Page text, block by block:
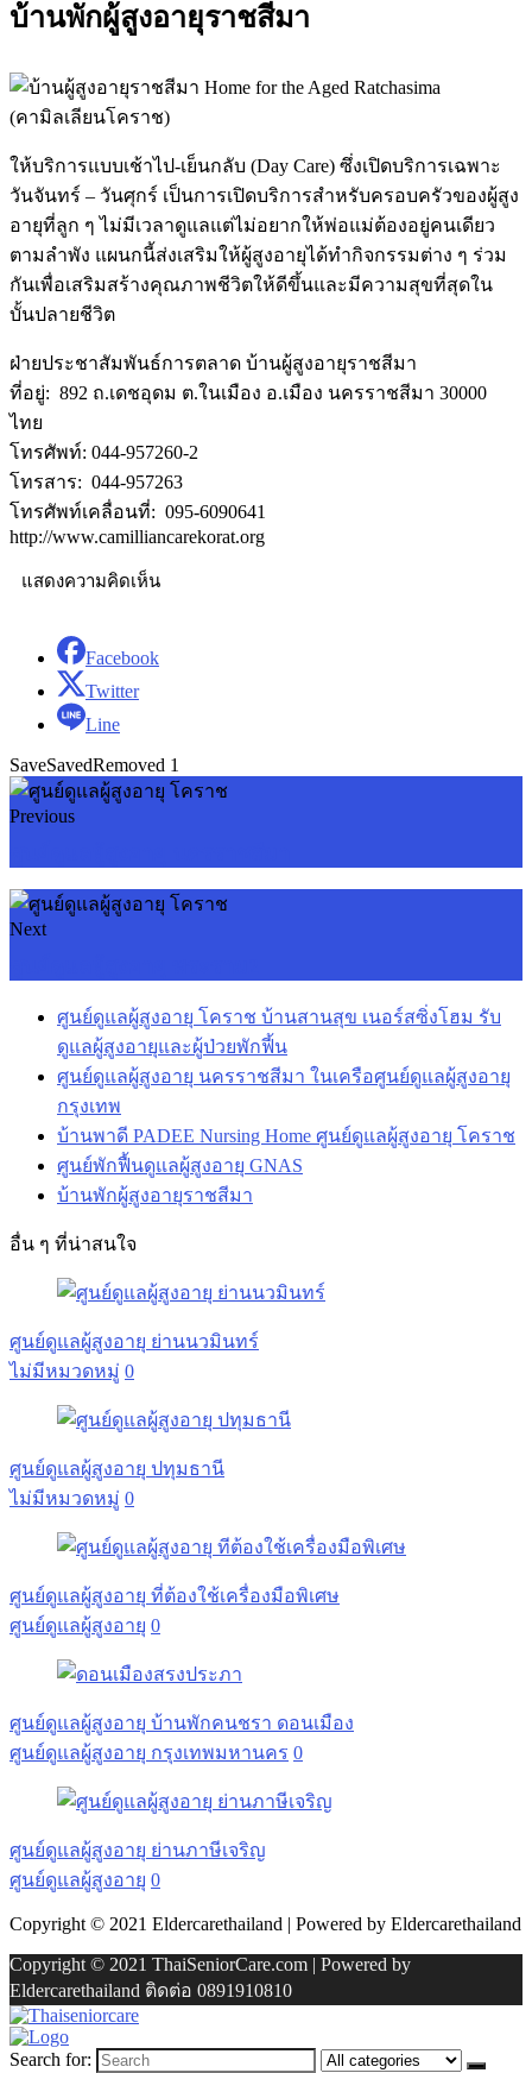
บ้านพักผู้สูงอายุราชสีมา
ให้บริการแบบเช้าไป-เย็นกลับ (Day Care) ซึ่งเปิดบริการเฉพาะ
วันจันทร์ – วันศุกร์ เป็นการเปิดบริการสำหรับครอบครัวของผู้สูง
อายุที่ลูก ๆ ไม่มีเวลาดูแลแต่ไม่อยากให้พ่อแม่ต้องอยู่คนเดียว
ตามลำพัง แผนกนี้ส่งเสริมให้ผู้สูงอายุได้ทำกิจกรรมต่าง ๆ ร่วม
กันเพื่อเสริมสร้างคุณภาพชีวิตให้ดีขึ้นและมีความสุขที่สุดใน
บั้นปลายชีวิต
ฝ่ายประชาสัมพันธ์การตลาด บ้านผู้สูงอายุราชสีมา
ที่อยู่: 892 ถ.เดชอุดม ต.ในเมือง อ.เมือง นครราชสีมา 30000
ไทย
โทรศัพท์: 044-957260-2
โทรสาร: 044-957263
โทรศัพท์เคลื่อนที่: 095-6090641
http://www.camilliancarekorat.org
แสดงความคิดเห็น
Facebook
Twitter
Line
SaveSavedRemoved 1
Previous
Next
ศูนย์ดูแลผู้สูงอายุ โคราช บ้านสานสุข เนอร์สซิ่งโฮม รับ
ดูแลผู้สูงอายุและผู้ป่วยพักฟี้น
ศูนย์ดูแลผู้สูงอายุ นครราชสีมา ในเครือศูนย์ดูแลผู้สูงอายุ
กรุงเทพ
บ้านพาดี PADEE Nursing Home ศูนย์ดูแลผู้สูงอายุ โคราช
ศูนย์พักฟื้นดูแลผู้สูงอายุ GNAS
บ้านพักผู้สูงอายุราชสีมา
อื่น ๆ ที่น่าสนใจ
ศูนย์ดูแลผู้สูงอายุ ย่านนวมินทร์
ไม่มีหมวดหมู่ 0
ศูนย์ดูแลผู้สูงอายุ ปทุมธานี
ไม่มีหมวดหมู่ 0
ศูนย์ดูแลผู้สูงอายุ ที่ต้องใช้เครื่องมือพิเศษ
ศูนย์ดูแลผู้สูงอายุ 0
ศูนย์ดูแลผู้สูงอายุ บ้านพักคนชรา ดอนเมือง
ศูนย์ดูแลผู้สูงอายุ กรุงเทพมหานคร 0
ศูนย์ดูแลผู้สูงอายุ ย่านภาษีเจริญ
ศูนย์ดูแลผู้สูงอายุ 0
Copyright © 2021 Eldercarethailand | Powered by Eldercarethailand
Copyright © 2021 ThaiSeniorCare.com | Powered by
Eldercarethailand ติดต่อ 0891910810
Search for: